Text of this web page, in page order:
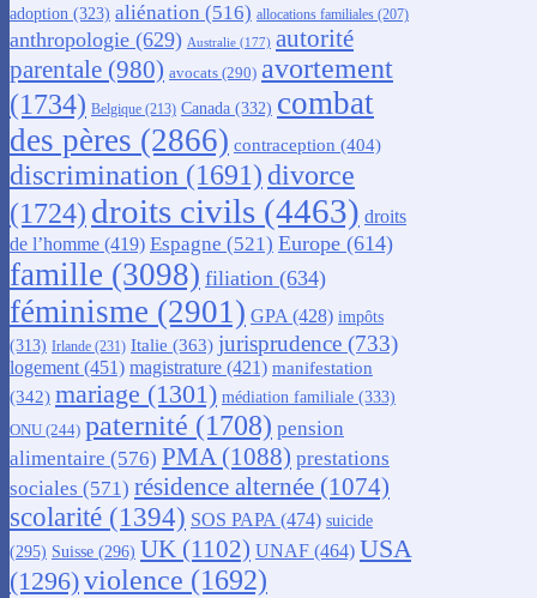
adoption (323) aliénation (516) allocations familiales (207)
anthropologie (629) Australie (177) autorité
parentale (980) avocats (290) avortement
(1734) Belgique (213) Canada (332) combat
des pères (2866) contraception (404)
discrimination (1691) divorce
(1724) droits civils (4463) droits
de l’homme (419) Espagne (521) Europe (614)
famille (3098) filiation (634)
féminisme (2901) GPA (428) impôts
(313) Irlande (231) Italie (363) jurisprudence (733)
logement (451) magistrature (421) manifestation
(342) mariage (1301) médiation familiale (333)
ONU (244) paternité (1708) pension
alimentaire (576) PMA(1088) prestations
sociales (571) résidence alternée (1074)
scolarité (1394) SOS PAPA(474) suicide
(295) Suisse (296) UK (1102) UNAF (464) USA
(1296)violence (1692)